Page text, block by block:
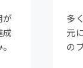
が
成
多
元
の